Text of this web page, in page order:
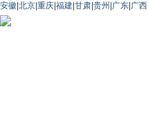
安徽 北京 重庆 福建 甘肃 贵州 广东 广西